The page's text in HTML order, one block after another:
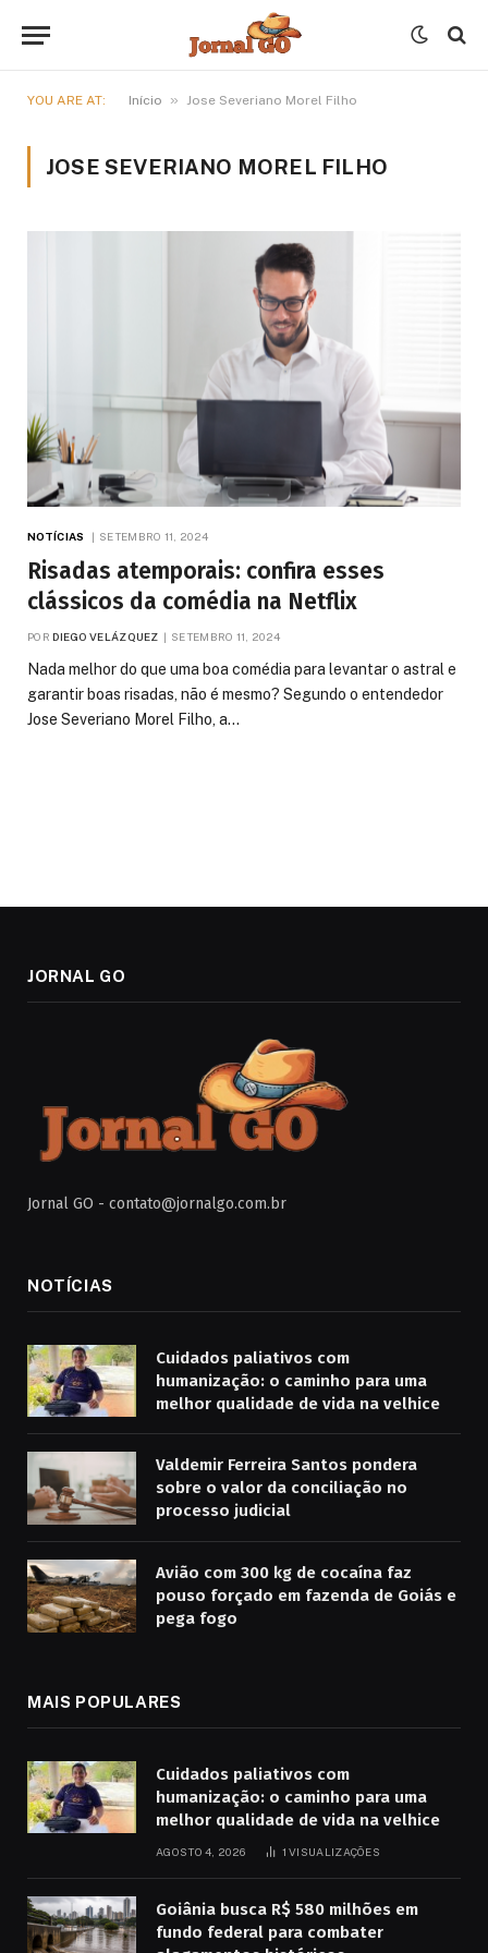
YOU ARE AT: Início » Jose Severiano Morel Filho
JOSE SEVERIANO MOREL FILHO
NOTÍCIAS SETEMBRO 11, 2024
Risadas atemporais: confira esses
clássicos da comédia na Netflix
POR DIEGO VELÁZQUEZ SETEMBRO 11, 2024
Nada melhor do que uma boa comédia para levantar o astral e
garantir boas risadas, não é mesmo? Segundo o entendedor
Jose Severiano Morel Filho, a…
JORNAL GO
Jornal GO - contato@jornalgo.com.br
NOTÍCIAS
Cuidados paliativos com
humanização: o caminho para uma
melhor qualidade de vida na velhice
Valdemir Ferreira Santos pondera
sobre o valor da conciliação no
processo judicial
Avião com 300 kg de cocaína faz
pouso forçado em fazenda de Goiás e
pega fogo
MAIS POPULARES
Cuidados paliativos com
humanização: o caminho para uma
melhor qualidade de vida na velhice
AGOSTO 4, 2026 1VISUALIZAÇÕES
Goiânia busca R$ 580 milhões em
fundo federal para combater